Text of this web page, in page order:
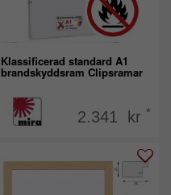
Klassificerad standard A1
brandskyddsram Clipsramar
2.341 kr *